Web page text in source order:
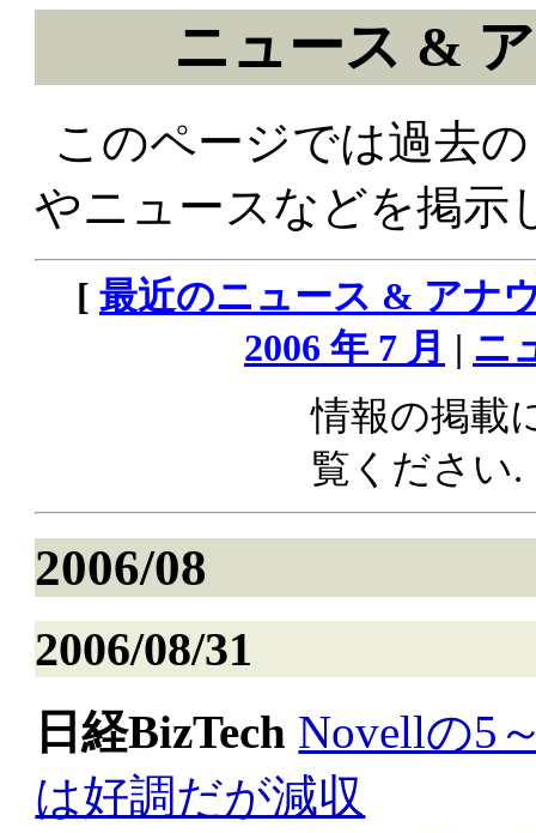
ニュース &
このページでは過去
やニュースなどを掲示
[ 最近のニュース & アナ
2006 年 7 月 | ニ
情報の掲載
覧ください.
2006/08
2006/08/31
日経BizTech Novellの5
は好調だが減収